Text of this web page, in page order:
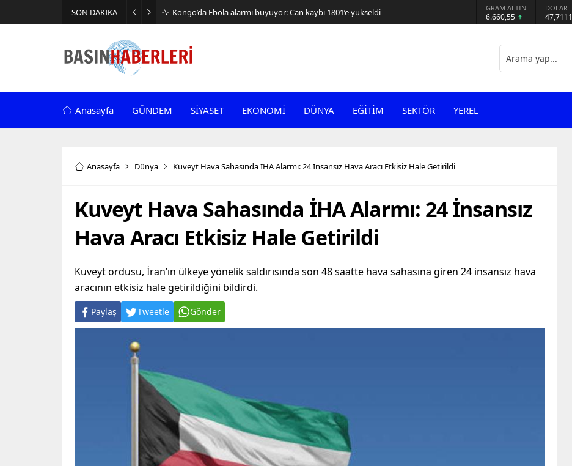
SON DAKİKA Kongo’da Ebola alarmı büyüyor: Can kaybı 1801’e yükseldi GRAM ALTIN
6.660,55
DOLAR
47,7111
Anasayfa GÜNDEM SİYASET EKONOMİ DÜNYA EĞİTİM SEKTÖR YEREL
Anasayfa Dünya Kuveyt Hava Sahasında İHA Alarmı: 24 İnsansız Hava Aracı Etkisiz Hale Getirildi
Kuveyt Hava Sahasında İHA Alarmı: 24 İnsansız
Hava Aracı Etkisiz Hale Getirildi
Kuveyt ordusu, İran’ın ülkeye yönelik saldırısında son 48 saatte hava sahasına giren 24 insansız hava
aracının etkisiz hale getirildiğini bildirdi.
Paylaş Tweetle Gönder